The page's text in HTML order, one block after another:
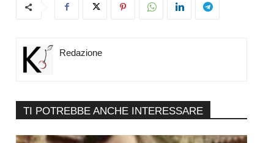
Redazione
TI POTREBBE ANCHE INTERESSARE